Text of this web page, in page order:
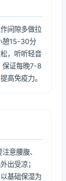
间隙多做拉
憩15-30分
，听听轻音
保证每晚7-8
高免疫力。
意腰腹、
出受凉；
基础保湿为